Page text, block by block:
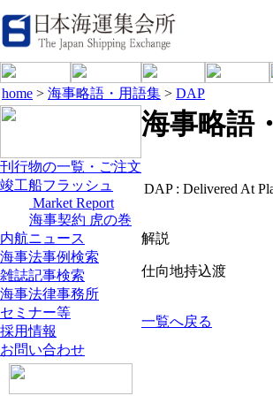
home > 海事略語・用語集 > DAP
刊行物の一覧・ご注文
竣工船フラッシュ
Market Report
海事契約 虎の巻
内航ニュース
海事法事例検索
雑誌記事検索
海事法律事務所
セミナー等
採用情報
お問い合わせ
海事略語
DAP : Delivered At
解説
仕向地持込渡
一覧へ戻る